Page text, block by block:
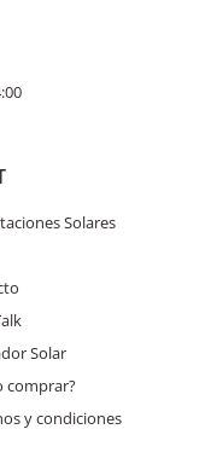
Solares
Solar
comprar?
y condiciones